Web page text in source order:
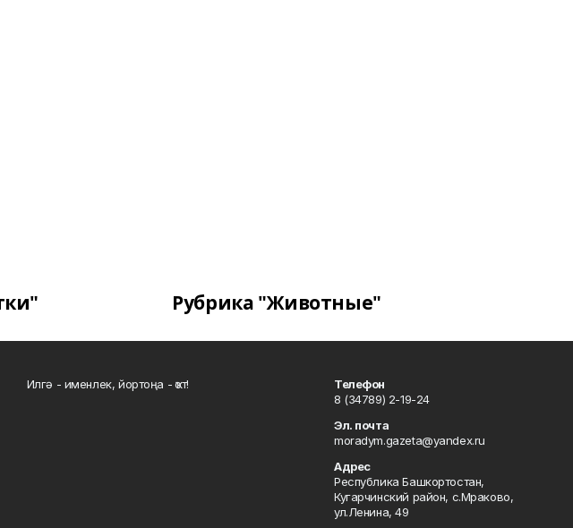
Рубрика "Животные"
Илгә - именлек, йортоңа - ҡот!
Телефон
8 (34789) 2-19-24
Эл. почта
moradym.gazeta@yandex.ru
Адрес
Республика Башкортостан,
Кугарчинский район, с.Мраково,
ул.Ленина, 49